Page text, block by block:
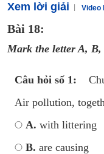
Xem lời giải Video
Bài 18:
Mark the letter A, B,
Câu hỏi số 1:
Air pollution,
A. with littering
B. are causing